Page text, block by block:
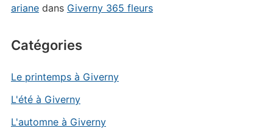
arianedans Giverny 365 fleurs
Catégories
Le printemps à Giverny
L'été à Giverny
L'automne à Giverny